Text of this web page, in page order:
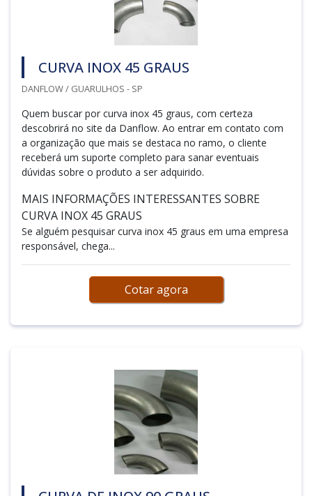
CURVA INOX 45 GRAUS
DANFLOW / GUARULHOS - SP
Quem buscar por curva inox 45 graus, com certeza
descobrirá no site da Danflow. Ao entrar em contato com
a organização que mais se destaca no ramo, o cliente
receberá um suporte completo para sanar eventuais
dúvidas sobre o produto a ser adquirido.
MAIS INFORMAÇÕES INTERESSANTES SOBRE
CURVA INOX 45 GRAUS
Se alguém pesquisar curva inox 45 graus em uma empresa
responsável, chega...
Cotar agora